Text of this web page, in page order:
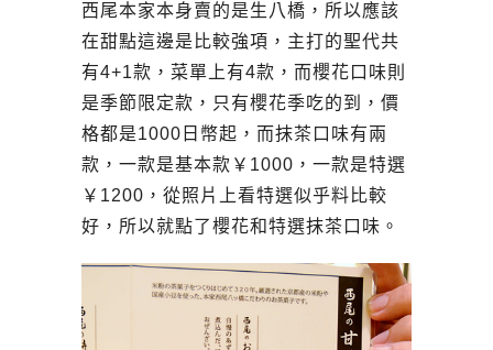
西尾本家本身賣的是生八橋，所以應該
在甜點這邊是比較強項，主打的聖代共
有4+1款，菜單上有4款，而櫻花口味則
是季節限定款，只有櫻花季吃的到，價
格都是1000日幣起，而抹茶口味有兩
款，一款是基本款 ￥ 1000，一款是特選
￥ 1200，從照片上看特選似乎料比較
好，所以就點了櫻花和特選抹茶口味。